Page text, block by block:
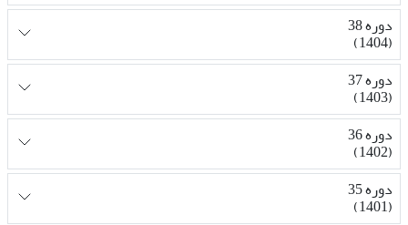
دوره 38
(1404)
دوره 37
(1403)
دوره 36
(1402)
دوره 35
(1401)